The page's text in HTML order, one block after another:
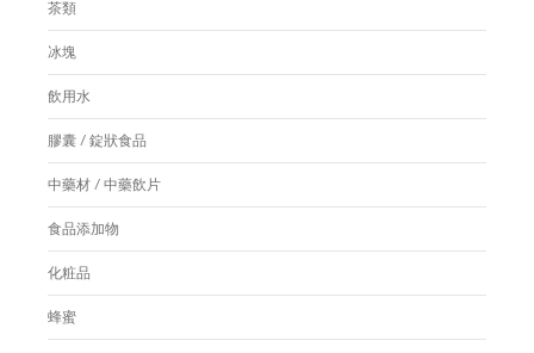
茶類
冰塊
飲用水
膠囊 / 錠狀食品
中藥材 / 中藥飲片
食品添加物
化粧品
蜂蜜